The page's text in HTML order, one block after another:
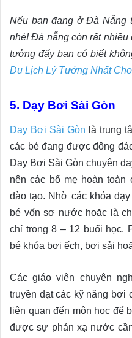
Nếu bạn đang ở Đà Nẵng
nhé! Đà nẵng còn rất
tưởng đấy bạn có biết
Du Lịch Lý Tưởng Nhất
5. Dạy Bơi Sài Gòn
Dạy Bơi Sài Gòn là trung
các bé đang được đông
Dạy Bơi Sài Gòn chuyên
nên các bố mẹ hoàn
đào tạo. Nhờ các khóa
bé vốn sợ nước hoặc là
chỉ trong 8 – 12 buổi học.
bé khóa bơi ếch, bơi sải
Các giáo viên chuyên
truyền đạt các kỹ năng bơi
liên quan đến môn học để
được sự phản xạ nước